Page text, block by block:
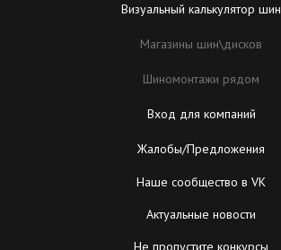
Визуальный калькулятор шин
Магазины шин\дисков
Шиномонтажи рядом
Вход для компаний
Жалобы/Предложения
Наше сообщество в VK
Актуальные новости
Не пропустите конкурсы